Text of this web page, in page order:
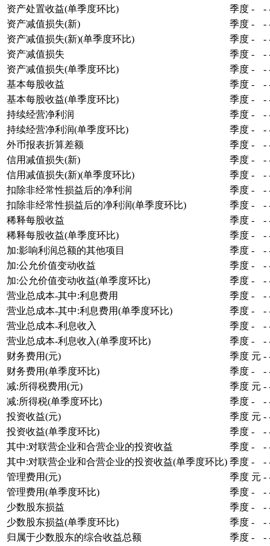
资产处置收益(单季度环比) 季度 - -
资产减值损失(新)
季度 - -
资产减值损失(新)(单季度环比)
季度 - -
资产减值损失
季度 - -
资产减值损失(单季度环比)
季度 - -
基本每股收益
季度 - -
基本每股收益(单季度环比)
季度 - -
持续经营净利润
季度 - -
持续经营净利润(单季度环比)
季度 - -
外币报表折算差额
季度 - -
信用减值损失(新)
季度 - -
信用减值损失(新)(单季度环比)
季度 - -
扣除非经常性损益后的净利润
季度 - -
扣除非经常性损益后的净利润(单季度环比)
季度 - -
稀释每股收益
季度 - -
稀释每股收益(单季度环比)
季度 - -
加:影响利润总额的其他项目
季度 - -
加:公允价值变动收益
季度 - -
加:公允价值变动收益(单季度环比)
季度 - -
营业总成本-其中:利息费用
季度 - -
营业总成本-其中:利息费用(单季度环比)
季度 - -
营业总成本-利息收入
季度 - -
营业总成本-利息收入(单季度环比)
季度 - -
财务费用(元)
季度 元 -
财务费用(单季度环比)
季度 - -
减:所得税费用(元)
季度 元 -
减:所得税(单季度环比)
季度 - -
投资收益(元)
季度 元 -
投资收益(单季度环比)
季度 - -
其中:对联营企业和合营企业的投资收益
季度 - -
其中:对联营企业和合营企业的投资收益(单季度环比) 季度 - -
管理费用(元)
季度 元 -
管理费用(单季度环比)
季度 - -
少数股东损益
季度 - -
少数股东损益(单季度环比)
季度 - -
归属于少数股东的综合收益总额
季度 - -